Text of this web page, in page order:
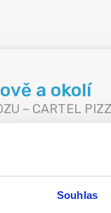
Souhlas
a okolí
– CARTEL